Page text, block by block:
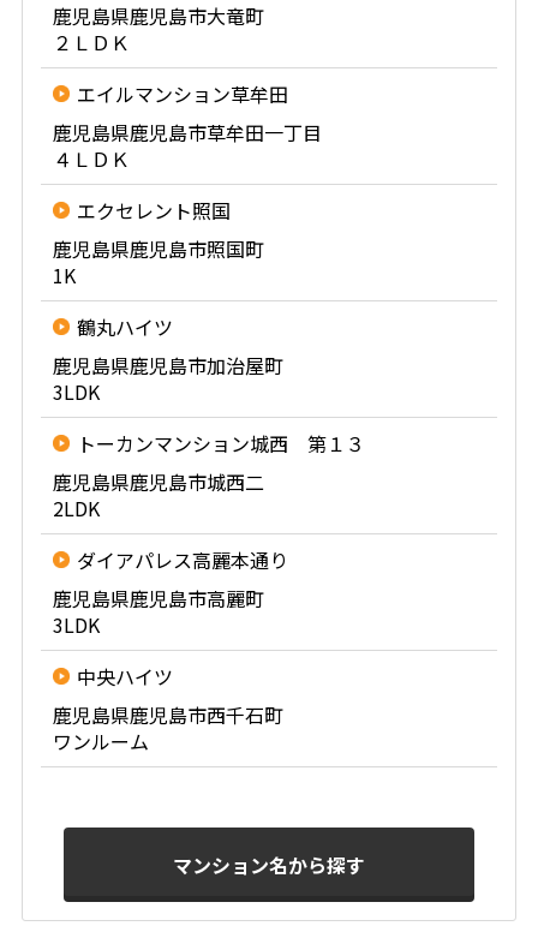
鹿児島県鹿児島市大竜町
２ＬＤＫ
エイルマンション草牟田
鹿児島県鹿児島市草牟田一丁目
４ＬＤＫ
エクセレント照国
鹿児島県鹿児島市照国町
1K
鶴丸ハイツ
鹿児島県鹿児島市加治屋町
3LDK
トーカンマンション城西 第１３
鹿児島県鹿児島市城西二
2LDK
ダイアパレス高麗本通り
鹿児島県鹿児島市高麗町
3LDK
中央ハイツ
鹿児島県鹿児島市西千石町
ワンルーム
マンション名から探す